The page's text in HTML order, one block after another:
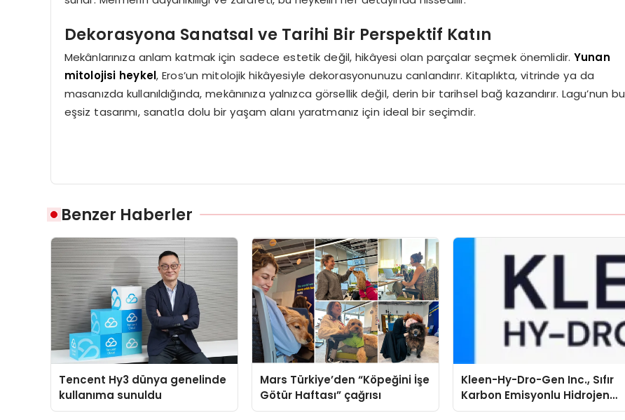
Dekorasyona Sanatsal ve Tarihi Bir Perspektif Katın
Mekânlarınıza anlam katmak için sadece estetik değil, hikâyesi olan parçalar seçmek önemlidir. Yunan
mitolojisi heykel, Eros’un mitolojik hikâyesiyle dekorasyonunuzu canlandırır. Kitaplıkta, vitrinde ya da
masanızda kullanıldığında, mekânınıza yalnızca görsellik değil, derin bir tarihsel bağ kazandırır. Lagu’nun bu
eşsiz tasarımı, sanatla dolu bir yaşam alanı yaratmanız için ideal bir seçimdir.
Benzer Haberler
Tencent Hy3 dünya genelinde
kullanıma sunuldu
Mars Türkiye’den “Köpeğini İşe
Götür Haftası” çağrısı
Kleen-Hy-Dro-Gen Inc., Sıfır
Karbon Emisyonlu Hidrojen
Isıtma Teknolojisinde ISO ve